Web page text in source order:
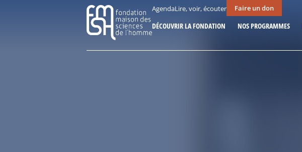
AgendaLire, voir, écouter Faire un don
DÉCOUVRIR LA FONDATION NOS PROGRAMMES
Panneau de gestion des cookies